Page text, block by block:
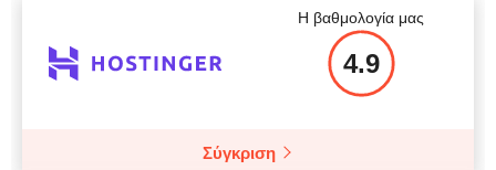
Η βαθμολογία μας
4.9
Σύγκριση